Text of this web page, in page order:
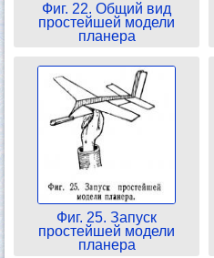
Фиг. 22. Общий вид
простейшей модели
планера
Фиг. 25. Запуск
простейшей модели
планера